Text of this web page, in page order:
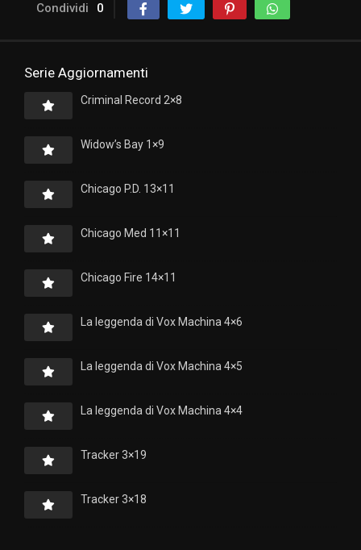
Condividi 0
Serie Aggiornamenti
Criminal Record 2×8
Widow’s Bay 1×9
Chicago P.D. 13×11
Chicago Med 11×11
Chicago Fire 14×11
La leggenda di Vox Machina 4×6
La leggenda di Vox Machina 4×5
La leggenda di Vox Machina 4×4
Tracker 3×19
Tracker 3×18